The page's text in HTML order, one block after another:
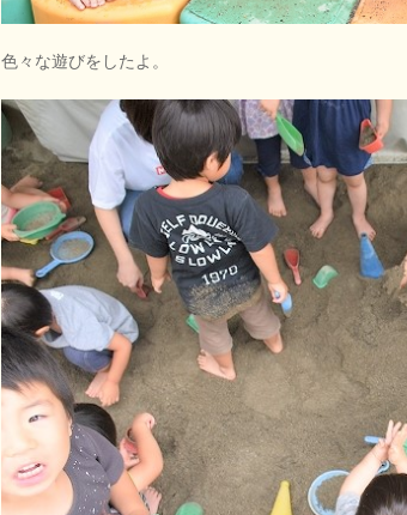
色々な遊びをしたよ。